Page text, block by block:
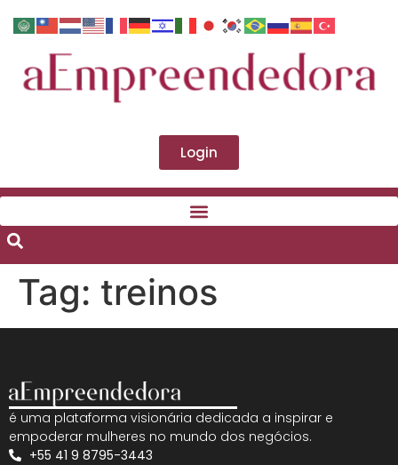
Login
Tag: treinos
é uma plataforma visionária dedicada a inspirar e
empoderar mulheres no mundo dos negócios.
+55 41 9 8795-3443